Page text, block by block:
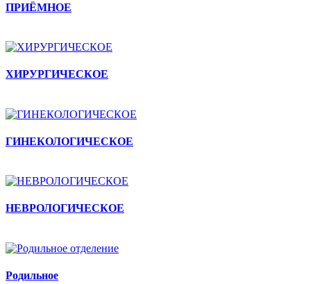
ПРИЁМНОЕ
ХИРУРГИЧЕСКОЕ
ГИНЕКОЛОГИЧЕСКОЕ
НЕВРОЛОГИЧЕСКОЕ
Родильное